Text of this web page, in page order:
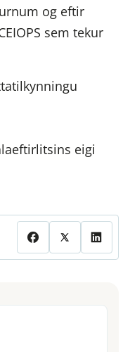
og eftir
sem tekur
eigi